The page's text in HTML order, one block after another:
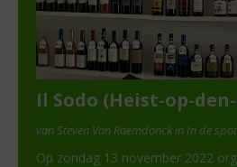
Il Sodo (Heist-op-
van Steven Van Raemdonck in In de
Op zondag 13 november 2022